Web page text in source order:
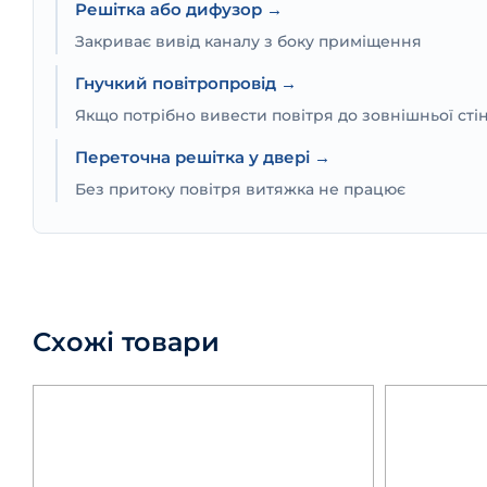
Решітка або дифузор →
Закриває вивід каналу з боку приміщення
Гнучкий повітропровід →
Якщо потрібно вивести повітря до зовнішньої
Переточна решітка у двері →
Без притоку повітря витяжка не працює
Схожі товари